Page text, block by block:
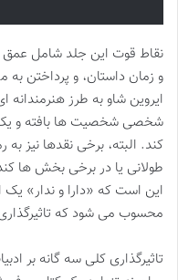
نقاط قوت این جلد شامل
و زمان داستان، و پرداختن
ایروین شاو به طرز هنرمندانه
شخصی شخصیت ها بافته و یک
کند. البته، برخی نقدها نیز
طولانی یا در برخی بخش ها
این است که «دارا و ندار» یک
محسوب می شود که
تاثیرگذاری کلی سه گانه بر